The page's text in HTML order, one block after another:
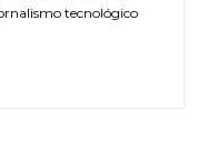
tecnológico